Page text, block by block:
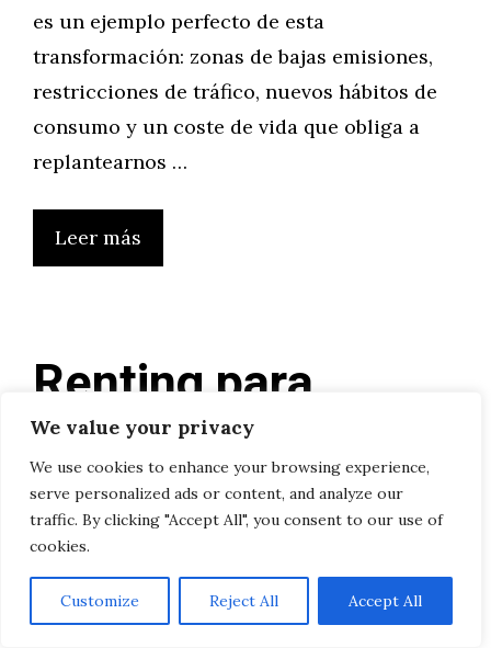
We value your privacy
We use cookies to enhance your browsing experience,
serve personalized ads or content, and analyze our
traffic. By clicking "Accept All", you consent to our use of
cookies.
Customize Reject All Accept All
es un ejemplo perfecto de esta
transformación: zonas de bajas emisiones,
restricciones de tráfico, nuevos hábitos de
consumo y un coste de vida que obliga a
replantearnos …
Leer más
Renting para
Navidad en
Madrid: aprovecha
las ofertas
especiales de